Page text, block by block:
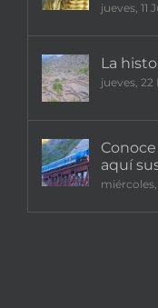
jueves, 11
La
jueves, 22
aquí
miércoles,